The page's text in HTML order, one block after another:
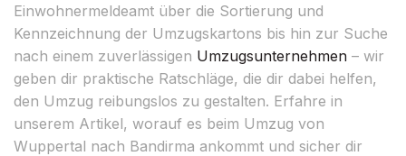
Einwohnermeldeamt über die Sortierung und
Kennzeichnung der Umzugskartons bis hin zur Suche
nach einem zuverlässigen Umzugsunternehmen – wir
geben dir praktische Ratschläge, die dir dabei helfen,
den Umzug reibungslos zu gestalten. Erfahre in
unserem Artikel, worauf es beim Umzug von
Wuppertal nach Bandirma ankommt und sicher dir